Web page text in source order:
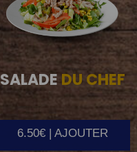
SALADEDU CHEF
6.50€ | AJOUTER